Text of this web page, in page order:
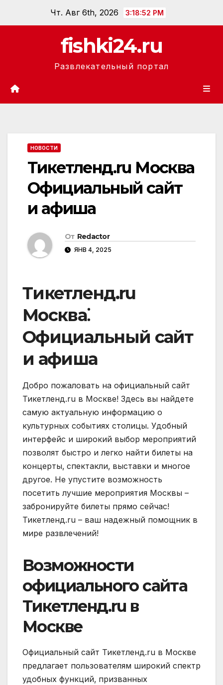
Чт. Авг 6th, 2026 3:18:53 PM
fishki24.ru
Развлекательный портал
НОВОСТИ
Тикетленд.ru Москва
Официальный сайт
и афиша
От Redactor
ЯНВ 4, 2025
Тикетленд.ru
Москва⁚
Официальный сайт
и афиша
Добро пожаловать на официальный сайт
Тикетленд.ru в Москве! Здесь вы найдете
самую актуальную информацию о
культурных событиях столицы. Удобный
интерфейс и широкий выбор мероприятий
позволят быстро и легко найти билеты на
концерты‚ спектакли‚ выставки и многое
другое. Не упустите возможность
посетить лучшие мероприятия Москвы –
забронируйте билеты прямо сейчас!
Тикетленд.ru – ваш надежный помощник в
мире развлечений!
Возможности
официального сайта
Тикетленд.ru в
Москве
Официальный сайт Тикетленд.ru в Москве
предлагает пользователям широкий спектр
удобных функций‚ призванных